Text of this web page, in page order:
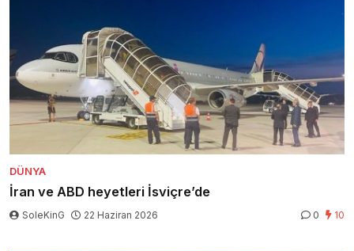
DÜNYA
İran ve ABD heyetleri İsviçre’de
SoleKinG 22 Haziran 2026 0 10